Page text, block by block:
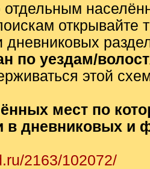
открывайте
по уездам/
этой
мест по
в дневниковых и
2163/102072/